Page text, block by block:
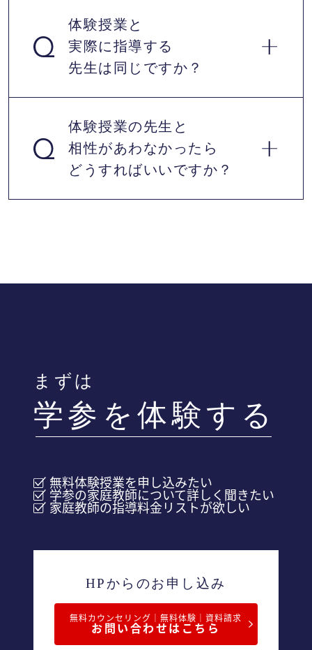
体験授業と
実際に指導する
先生は同じですか？
はい、同じです。体験前にカウンセラーとお
子様に合う先生を探して、入会した場合指導
する先生の授業を受けることが出来ます。
体験授業の先生と
相性があわなかったら
どうすればいいですか？
交代し再度体験授業を受けていただけます。
まずは
学参を体験する
無料体験授業を申し込みたい
学参の家庭教師について詳しく聞きたい
家庭教師の指導料金リストが欲しい
HPからのお申し込み
無料カウンセリング｜無料体験｜資料請求
お問い合わせはこちら